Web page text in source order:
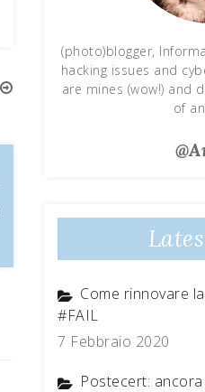
(photo)blogger,
hacking issues and
are mines (wow!) and
of
Come rinnovare
#FAIL
7 Febbraio 2020
Postecert: